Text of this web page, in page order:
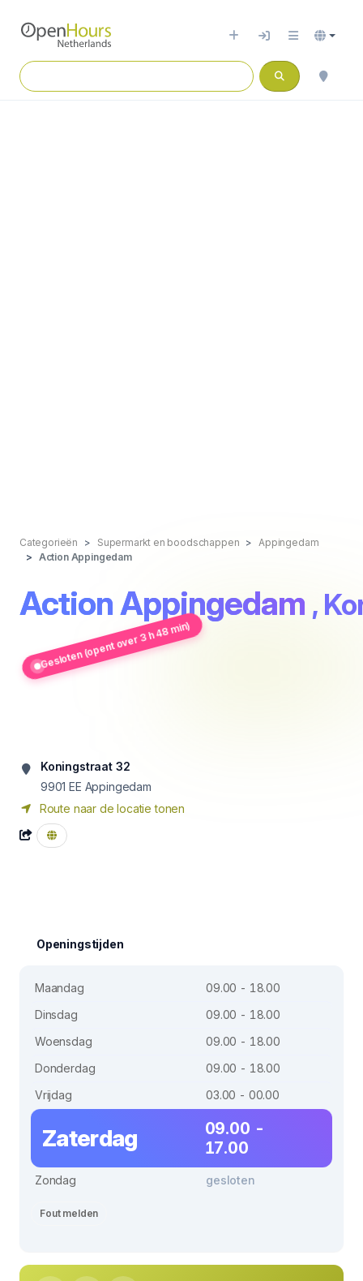
Categorieën Supermarkt en boodschappen
Appingedam
Action Appingedam
Action Appingedam ,
Gesloten (opent over 3 h 48 min)
Koningstraat 32
9901 EE Appingedam
Route naar de locatie tonen
Openingstijden
Maandag
09.00 - 18.00
Dinsdag
09.00 - 18.00
Woensdag
09.00 - 18.00
Donderdag
09.00 - 18.00
Vrijdag
03.00 - 00.00
Zaterdag
09.00 -
17.00
Zondag gesloten
Fout melden